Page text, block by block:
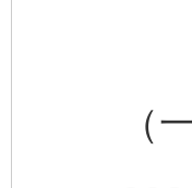
（一